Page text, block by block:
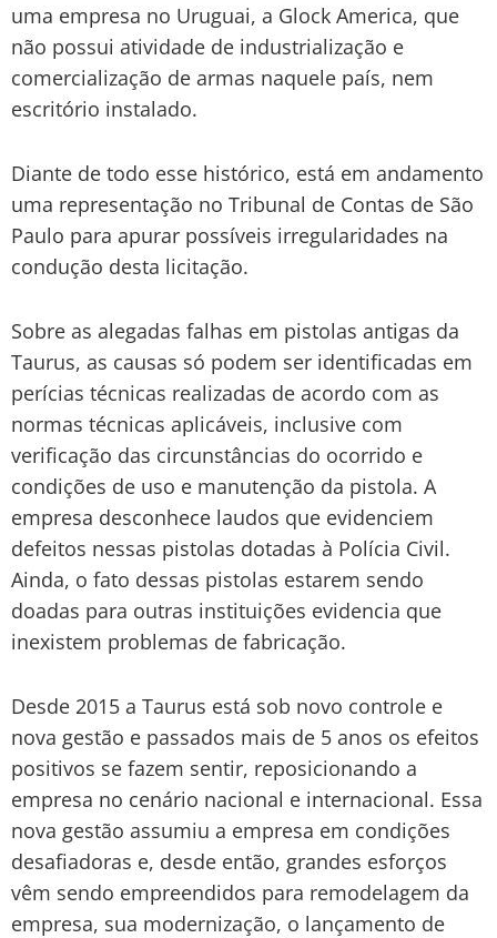
uma empresa no Uruguai, a Glock America, que
não possui atividade de industrialização e
comercialização de armas naquele país, nem
escritório instalado.
Diante de todo esse histórico, está em andamento
uma representação no Tribunal de Contas de São
Paulo para apurar possíveis irregularidades na
condução desta licitação.
Sobre as alegadas falhas em pistolas antigas da
Taurus, as causas só podem ser identificadas em
perícias técnicas realizadas de acordo com as
normas técnicas aplicáveis, inclusive com
verificação das circunstâncias do ocorrido e
condições de uso e manutenção da pistola. A
empresa desconhece laudos que evidenciem
defeitos nessas pistolas dotadas à Polícia Civil.
Ainda, o fato dessas pistolas estarem sendo
doadas para outras instituições evidencia que
inexistem problemas de fabricação.
Desde 2015 a Taurus está sob novo controle e
nova gestão e passados mais de 5 anos os efeitos
positivos se fazem sentir, reposicionando a
empresa no cenário nacional e internacional. Essa
nova gestão assumiu a empresa em condições
desafiadoras e, desde então, grandes esforços
vêm sendo empreendidos para remodelagem da
empresa, sua modernização, o lançamento de